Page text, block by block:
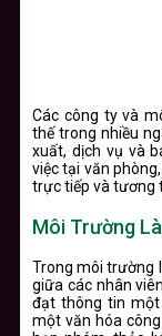
Các công ty và
thế trong nhiều
xuất, dịch vụ và
việc tại văn
trực tiếp và tương
Môi Trường
Trong môi trường
giữa các nhân
đạt thông tin một
một văn hóa